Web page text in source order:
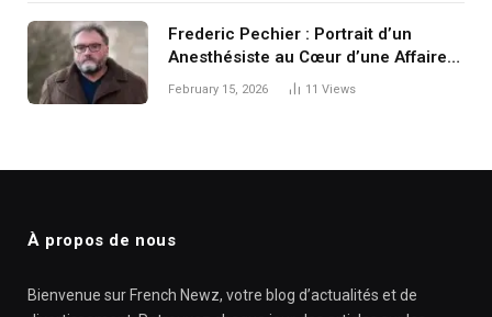
Frederic Pechier : Portrait d’un
Anesthésiste au Cœur d’une Affaire
Judiciaire Historique
February 15, 2026 11 Views
À propos de nous
Bienvenue sur French Newz, votre blog d’actualités et de